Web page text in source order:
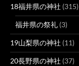
18福井県の神社 (315)
福井県の祭礼 (3)
19山梨県の神社 (11)
20長野県の神社 (37)